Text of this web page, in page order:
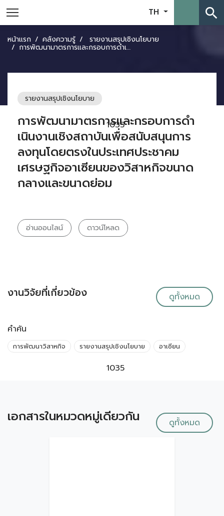
TH search
หน้าแรก คลังความรู้ รายงานสรุปเชิงนโยบาย
การพัฒนามาตรการและกรอบการดําเนินงานเชิงสถาบันเพื่อสนับสนุนการลงทุนโดยตรงในประเทศประชาคมเศรษฐกิจอาเซียนของวิสาหกิจขนาดกลางและขนาดย่อม
รายงานสรุปเชิงนโยบาย
1035
การพัฒนามาตรการและกรอบการดํา
เนินงานเชิงสถาบันเพื่อสนับสนุนการ
ลงทุนโดยตรงในประเทศประชาคม
เศรษฐกิจอาเซียนของวิสาหกิจขนาด
กลางและขนาดย่อม
อ่านออนไลน์ ดาวน์โหลด
งานวิจัยที่เกี่ยวข้อง ดูทั้งหมด
คำค้น
การพัฒนาวิสาหกิจ รายงานสรุปเชิงนโยบาย อาเซียน
1035
เอกสารในหมวดหมู่เดียวกัน ดูทั้งหมด